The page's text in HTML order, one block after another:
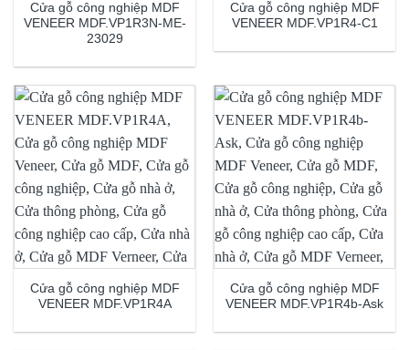
Cửa gỗ công nghiệp MDF
VENEER MDF.VP1R3N-ME-
23029
Cửa gỗ công nghiệp MDF
VENEER MDF.VP1R4-C1
Cửa gỗ công nghiệp MDF
VENEER MDF.VP1R4A
Cửa gỗ công nghiệp MDF
VENEER MDF.VP1R4b-Ask